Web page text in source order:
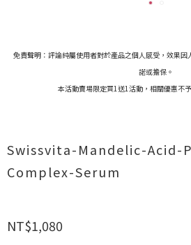
免責聲明：評論純屬使用者對於產品之個人感受，效果
諾或擔保。
本活動賣場限定買1送1活動，相關優惠不
Swissvita-Mandelic-Acid-
Complex-Serum
NT$1,080